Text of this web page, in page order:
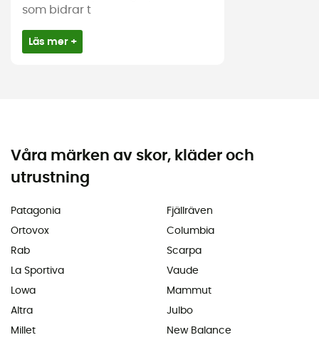
som bidrar t
Läs mer +
Våra märken av skor, kläder och
utrustning
Patagonia
Ortovox
Rab
La Sportiva
Lowa
Altra
Millet
Fjällräven
Columbia
Scarpa
Vaude
Mammut
Julbo
New Balance